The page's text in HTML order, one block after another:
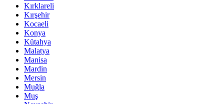
Kırklareli
Kırşehir
Kocaeli
Konya
Kütahya
Malatya
Manisa
Mardin
Mersin
Muğla
Muş